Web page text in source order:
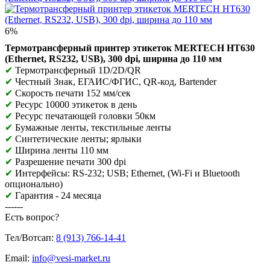
6%
Термотрансферный принтер этикеток MERTECH HT630
(Ethernet, RS232, USB), 300 dpi, ширина до 110 мм
✔ Термотрансферный 1D/2D/QR
✔ Честный Знак, ЕГАИС/ФГИС, QR-код, Bartender
✔ Скорость печати 152 мм/сек
✔ Ресурс 10000 этикеток в день
✔ Ресурс печатающей головки 50км
✔ Бумажные ленты, текстильные ленты
✔ Синтетические ленты; ярлыки
✔ Ширина ленты 110 мм
✔ Разрешение печати 300 dpi
✔ Интерфейсы: RS-232; USB; Ethernet, (Wi-Fi и Bluetooth
опционально)
✔ Гарантия - 24 месяца
------
Есть вопрос?
Тел/Вотсап: 8 (913) 766-14-41
Email: info@vesi-market.ru